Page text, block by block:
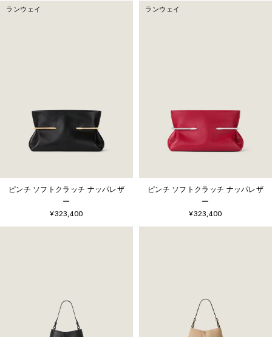
ピンチ ソフトクラッチ ナッパレザ
ー
¥323,400
ランウェイ
ピンチ ソフトクラッチ ナッパレザ
ー
¥323,400
ランウェイ